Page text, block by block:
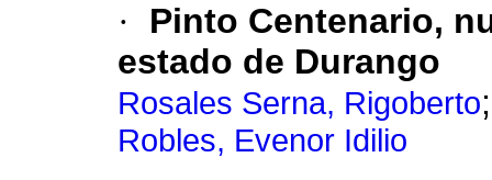
·
Pinto Centenario,
estado de Durango
Rosales Serna, Rigoberto
Robles, Evenor Idilio